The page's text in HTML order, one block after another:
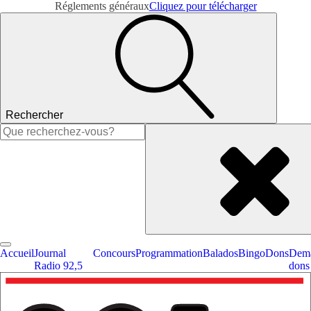
Réglements générauxCliquez pour télécharger
Rechercher
Rechercher :
AccueilJournal
Radio 92,5
ConcoursProgrammationBaladosBingoDons
dons